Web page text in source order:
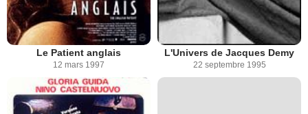
Le Patient anglais
12 mars 1997
L'Univers de Jacques Demy
22 septembre 1995